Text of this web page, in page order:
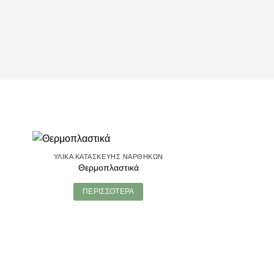
ΥΛΙΚΆ ΚΑΤΑΣΚΕΥΉΣ ΝΑΡΘΉΚΩΝ
Θερμοπλαστικά
ΠΕΡΙΣΣΌΤΕΡΑ